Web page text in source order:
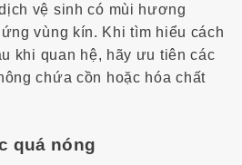
vệ sinh có mùi hương
vùng kín. Khi tìm hiểu cách
khi quan hệ, hãy ưu tiên các
chứa cồn hoặc hóa chất
quá nóng